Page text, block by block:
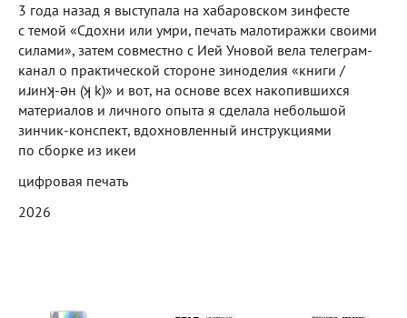
3 года назад я выступала на хабаровском зинфесте
с темой «Сдохни или умри, печать малотиражки своими
силами», затем совместно с Ией Уновой вела телеграм-
канал о практической стороне зиноделия «книги /
иɹинʞ-ǝн (ʞ k)» и вот, на основе всех накопившихся
материалов и личного опыта я сделала небольшой
зинчик-конспект, вдохновленный инструкциями
по сборке из икеи
цифровая печать
2026